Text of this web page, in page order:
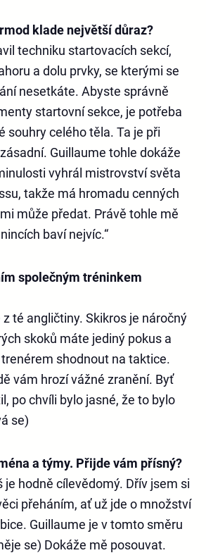
klade největší důraz?
techniku startovacích sekcí,
a dolu prvky, se kterými se
nesetkáte. Abyste správně
startovní sekce, je potřeba
souhry celého těla. Ta je při
Guillaume tohle dokáže
vyhrál mistrovství světa
takže má hromadu cenných
může předat. Právě tohle mě
baví nejvíc.“
společným tréninkem
z té angličtiny. Skikros je náročný
skoků máte jediný pokus a
shodnout na taktice.
vám hrozí vážné zranění. Byť
po chvíli bylo jasné, že to bylo
se)
a týmy. Přijde vám přísný?
je hodně cílevědomý. Dřív jsem si
přeháním, ať už jde o množství
Guillaume je v tomto směru
se) Dokáže mě posouvat.